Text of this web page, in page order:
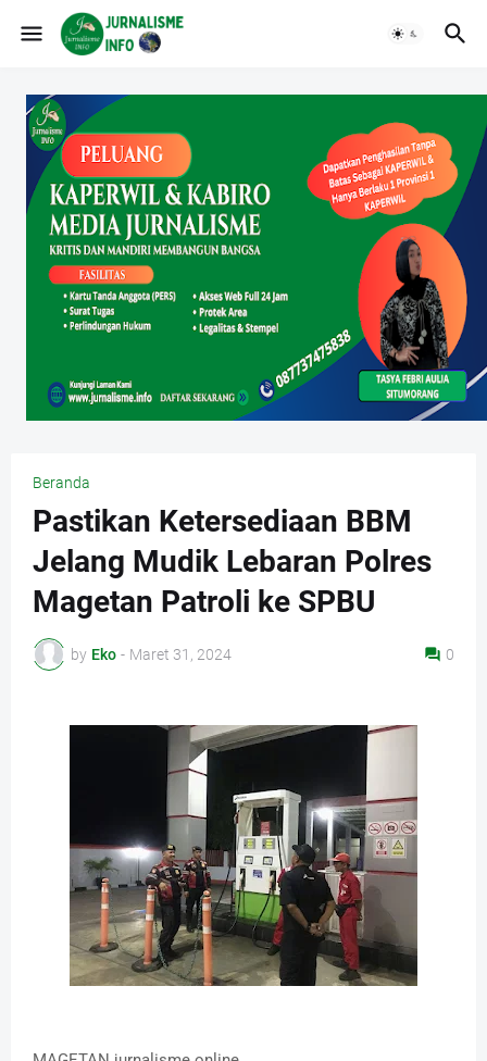
Beranda
Pastikan Ketersediaan BBM
Jelang Mudik Lebaran Polres
Magetan Patroli ke SPBU
by Eko - Maret 31, 2024 0